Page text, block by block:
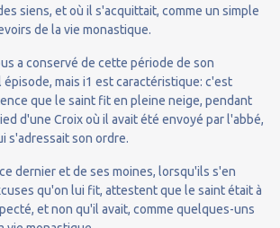
siens, et où il s'acquittait, comme un simple
de la vie monastique.
a conservé de cette période de son
mais i1 est caractéristique: c'est
que le saint fit en pleine neige, pendant
d'une Croix où il avait été envoyé par l'abbé,
s'adressait son ordre.
dernier et de ses moines, lorsqu'ils s'en
qu'on lui fit, attestent que le saint était à
et non qu'il avait, comme quelques-uns